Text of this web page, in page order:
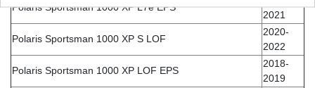
Polaris Sportsman 1000 XP L7e EPS
2021
Polaris Sportsman 1000 XP S LOF
2020-
2022
Polaris Sportsman 1000 XP LOF EPS
2018-
2019